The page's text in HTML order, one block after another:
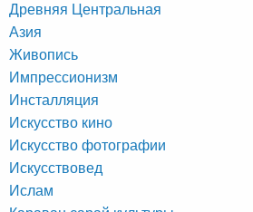
Древняя Центральная
Азия
Живопись
Импрессионизм
Инсталляция
Искусство кино
Искусство фотографии
Искусствовед
Ислам